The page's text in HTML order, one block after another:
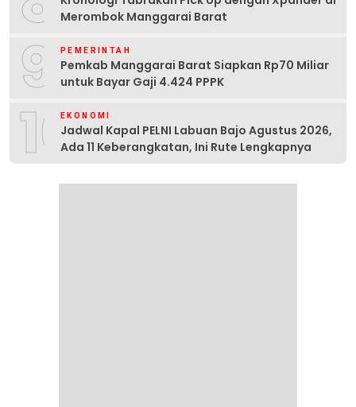
Merombok Manggarai Barat
9 PEMERINTAH
Pemkab Manggarai Barat Siapkan Rp70 Miliar
untuk Bayar Gaji 4.424 PPPK
10EKONOMI
Jadwal Kapal PELNI Labuan Bajo Agustus 2026,
Ada 11 Keberangkatan, Ini Rute Lengkapnya